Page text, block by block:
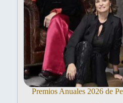
Premios Anuales 2026 de